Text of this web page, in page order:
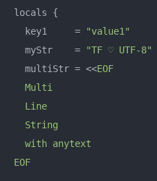
locals {
  key1     =
"value1"
  myStr    =
"TF ♡ UTF-8"
  multiStr = <<
EOF
  Multi
  Line
  String
  with anytext
EOF